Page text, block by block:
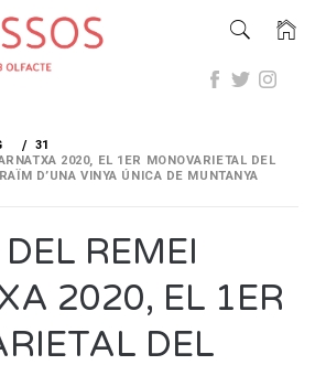
31
2020, EL 1ER MONOVARIETAL DEL
D’UNA VINYA ÚNICA DE MUNTANYA
REMEI
2020, EL 1ER
DEL